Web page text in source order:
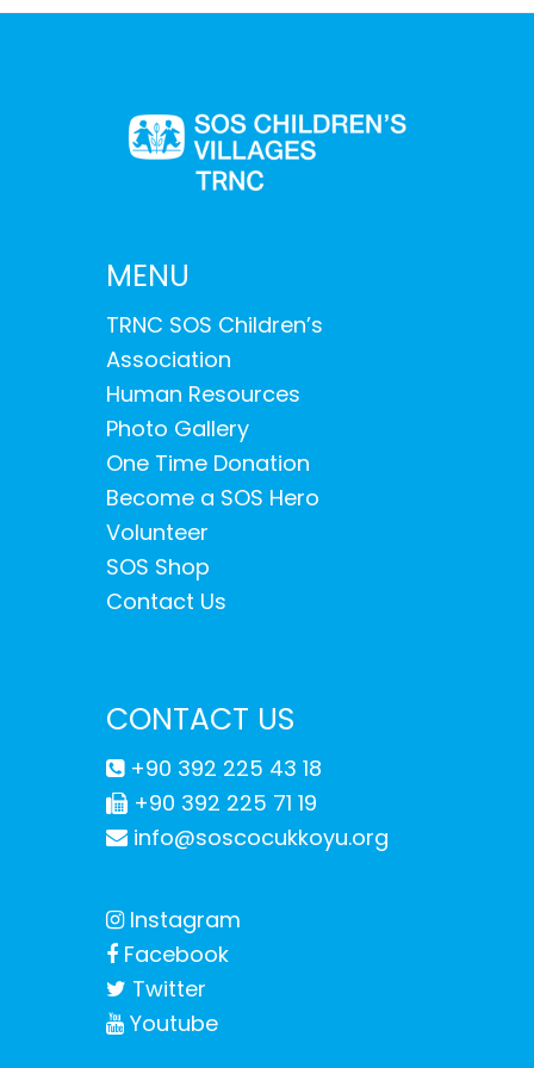
MENU
TRNC SOS Children’s
Association
Human Resources
Photo Gallery
One Time Donation
Become a SOS Hero
Volunteer
SOS Shop
Contact Us
CONTACT US
+90 392 225 43 18
+90 392 225 71 19
info@soscocukkoyu.org
Instagram
Facebook
Twitter
Youtube